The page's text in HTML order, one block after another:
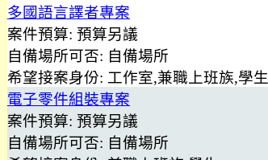
多國語言譯者專案
案件預算: 預算另議
自備場所可否: 自備場所
希望接案身份: 工作室,兼職上班族,學生
電子零件組裝專案
案件預算: 預算另議
自備場所可否: 自備場所